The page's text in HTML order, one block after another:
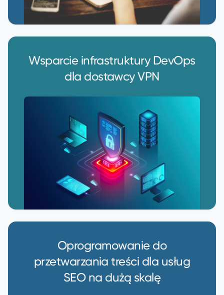
Wsparcie infrastruktury DevOps
dla dostawcy VPN
Oprogramowanie do
przetwarzania treści dla usług
SEO na dużą skalę